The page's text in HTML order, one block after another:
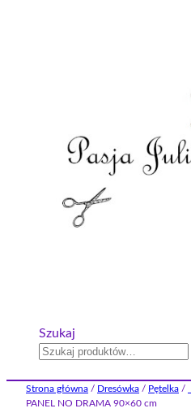
Szukaj
Strona główna / Dresówka / Pętelka /
PANEL NO DRAMA 90×60 cm